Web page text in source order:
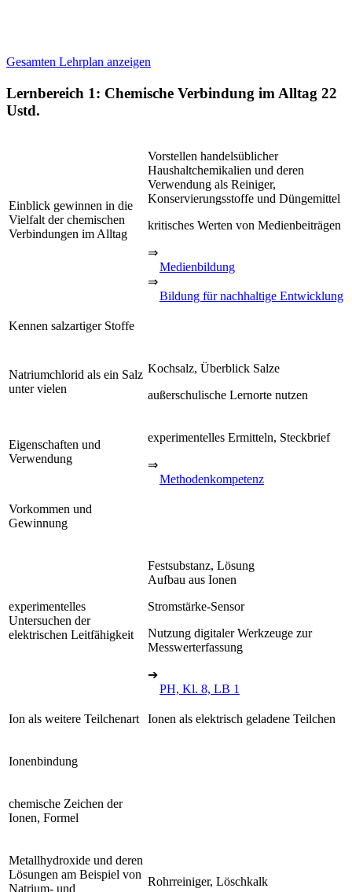
Gesamten Lehrplan anzeigen
Lernbereich 1: Chemische Verbindung im Alltag 22
Ustd.
Einblick gewinnen in die
Vielfalt der chemischen
Verbindungen im Alltag
Vorstellen handelsüblicher
Haushaltchemikalien und deren
Verwendung als Reiniger,
Konservierungsstoffe und Düngemittel
kritisches Werten von Medienbeiträgen
⇒
Medienbildung
⇒
Bildung für nachhaltige Entwicklung
Kennen salzartiger Stoffe
Natriumchlorid als ein Salz
unter vielen
Kochsalz, Überblick Salze
außerschulische Lernorte nutzen
Eigenschaften und
Verwendung
experimentelles Ermitteln, Steckbrief
⇒
Methodenkompetenz
Vorkommen und
Gewinnung
experimentelles
Untersuchen der
elektrischen Leitfähigkeit
Festsubstanz, Lösung
Aufbau aus Ionen
Stromstärke-Sensor
Nutzung digitaler Werkzeuge zur
Messwerterfassung
➔
PH, Kl. 8, LB 1
Ion als weitere Teilchenart Ionen als elektrisch geladene Teilchen
Ionenbindung
chemische Zeichen der
Ionen, Formel
Metallhydroxide und deren
Lösungen am Beispiel von
Natrium- und
Rohrreiniger, Löschkalk